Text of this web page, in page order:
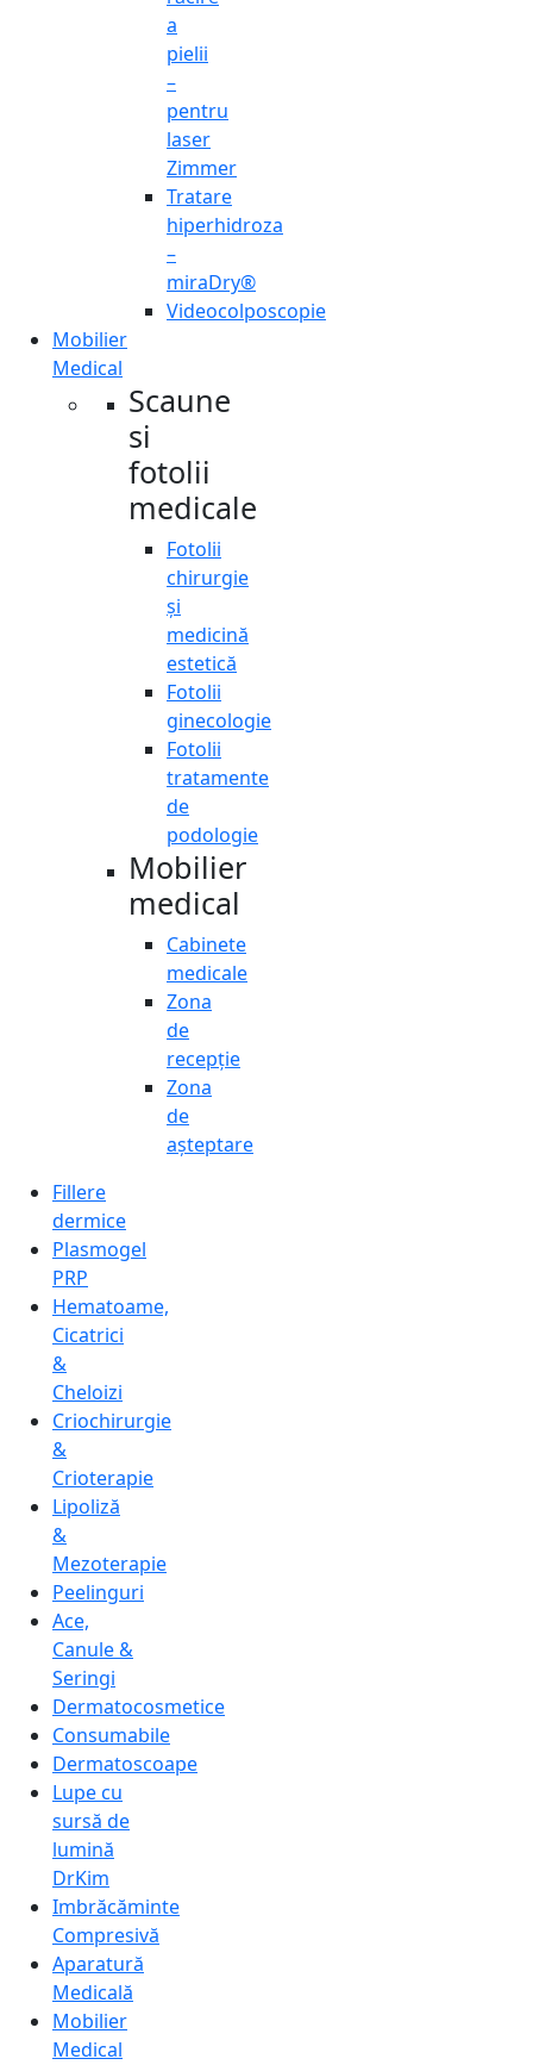
a
pielii
–
pentru
laser
Zimmer
Tratare
hiperhidroza
–
miraDry®
Videocolposcopie
Mobilier
Medical
Scaune
si
fotolii
medicale
Fotolii
chirurgie
și
medicină
estetică
Fotolii
ginecologie
Fotolii
tratamente
de
podologie
Mobilier
medical
Cabinete
medicale
Zona
de
recepție
Zona
de
așteptare
Fillere
dermice
Plasmogel
PRP
Hematoame,
Cicatrici
&
Cheloizi
Criochirurgie
&
Crioterapie
Lipoliză
&
Mezoterapie
Peelinguri
Ace,
Canule &
Seringi
Dermatocosmetice
Consumabile
Dermatoscoape
Lupe cu
sursă de
lumină
DrKim
Imbrăcăminte
Compresivă
Aparatură
Medicală
Mobilier
Medical